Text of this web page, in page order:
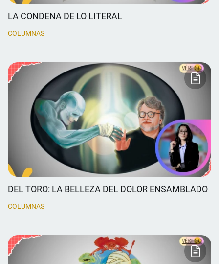
LA CONDENA DE LO LITERAL
COLUMNAS
DEL TORO: LA BELLEZA DEL DOLOR ENSAMBLADO
COLUMNAS